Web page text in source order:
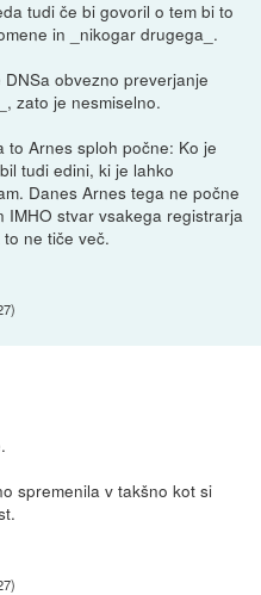
tudi če bi govoril o tem bi to
in _nikogar drugega_.
obvezno preverjanje
zato je nesmiselno.
to Arnes sploh počne: Ko je
tudi edini, ki je lahko
Danes Arnes tega ne počne
stvar vsakega registrarja
ne tiče več.
)
spremenila v takšno kot si
)